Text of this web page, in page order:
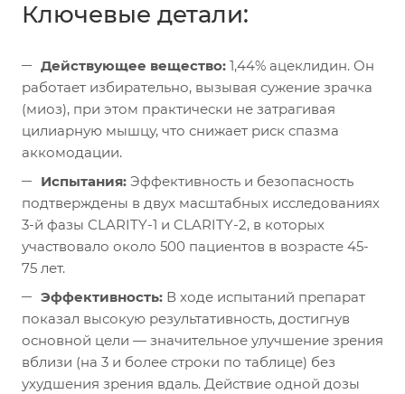
Ключевые детали:
Действующее вещество: 1,44% ацеклидин. Он
работает избирательно, вызывая сужение зрачка
(миоз), при этом практически не затрагивая
цилиарную мышцу, что снижает риск спазма
аккомодации.
Испытания: Эффективность и безопасность
подтверждены в двух масштабных исследованиях
3-й фазы CLARITY-1 и CLARITY-2, в которых
участвовало около 500 пациентов в возрасте 45-
75 лет.
Эффективность: В ходе испытаний препарат
показал высокую результативность, достигнув
основной цели — значительное улучшение зрения
вблизи (на 3 и более строки по таблице) без
ухудшения зрения вдаль. Действие одной дозы